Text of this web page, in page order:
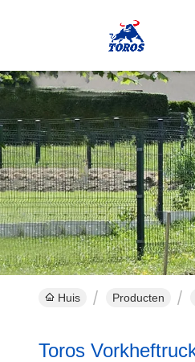
Huis Producten
Toros